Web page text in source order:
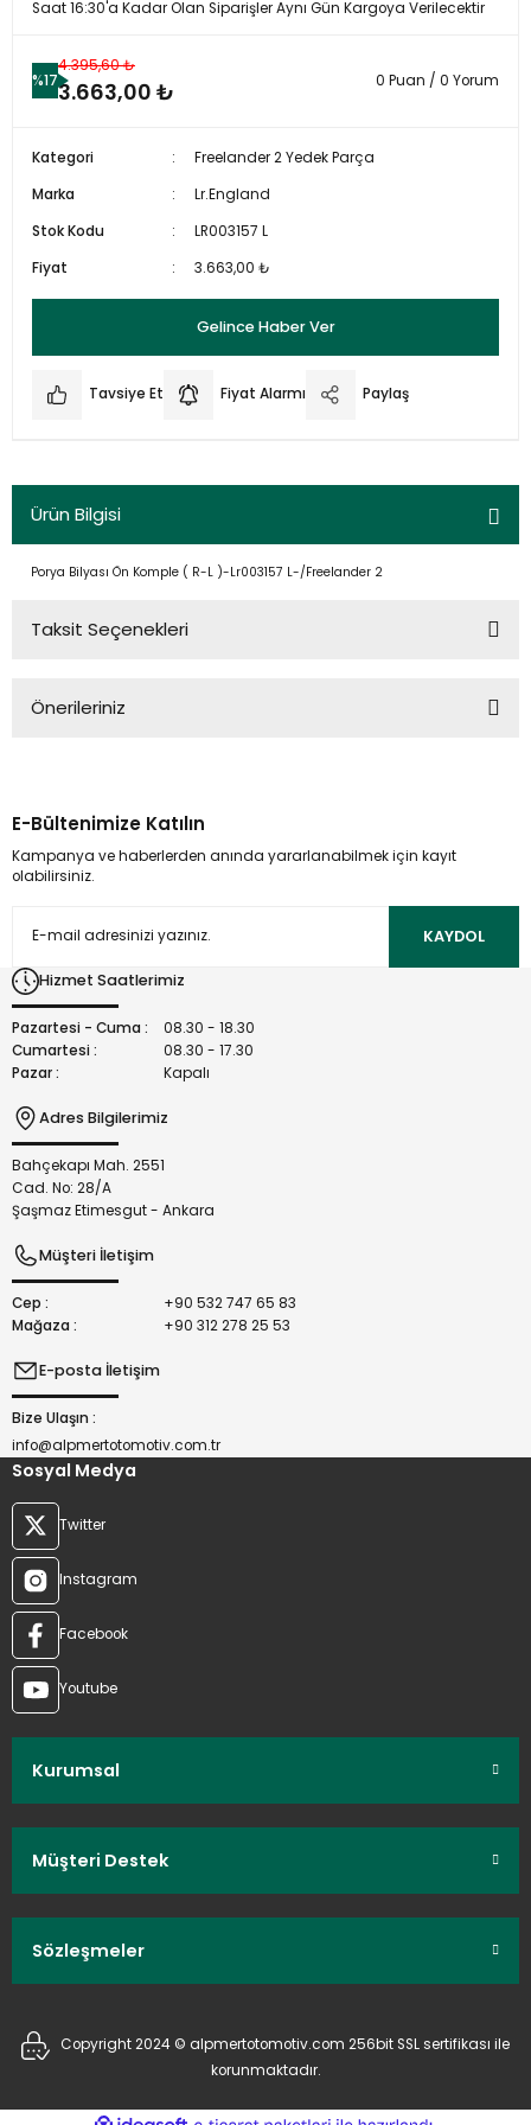
Saat 16:30'a Kadar Olan Siparişler Aynı Gün Kargoya Verilecektir
%17
4.395,60 ₺
3.663,00 ₺ 0 Puan / 0 Yorum
Kategori
Freelander 2 Yedek Parça
Marka
Lr.England
Stok Kodu
LR003157 L
Fiyat
3.663,00 ₺
Gelince Haber Ver
Tavsiye Et Fiyat Alarmı Paylaş
Ürün Bilgisi
Porya Bilyası Ön Komple ( R-L )-Lr003157 L-/Freelander 2
Taksit Seçenekleri
Önerileriniz
kullanarak tarafımıza iletebilirsiniz.
Görüş ve önerileriniz için teşekkür ederiz.
Ürün açıklamasında eksik bilgiler bulunuyor.
Bu ürüne benzer farklı alternatifler olmalı.
E-Bültenimize Katılın
Kampanya ve haberlerden anında yararlanabilmek için kayıt
olabilirsiniz.
KAYDOL
Hizmet Saatlerimiz
Pazartesi - Cuma :
08.30 - 18.30
Cumartesi :
08.30 - 17.30
Pazar :
Kapalı
Adres Bilgilerimiz
Bahçekapı Mah. 2551
Cad. No: 28/A
Şaşmaz Etimesgut - Ankara
Müşteri İletişim
Cep :
+90 532 747 65 83
Mağaza :
+90 312 278 25 53
E-posta İletişim
Bize Ulaşın :
info@alpmertotomotiv.com.tr
Sosyal Medya
Twitter
Instagram
Facebook
Youtube
Kurumsal
Müşteri Destek
Sözleşmeler
Copyright 2024 © alpmertotomotiv.com 256bit SSL sertifikası ile
korunmaktadır.